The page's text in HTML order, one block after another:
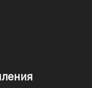
можно
дней.